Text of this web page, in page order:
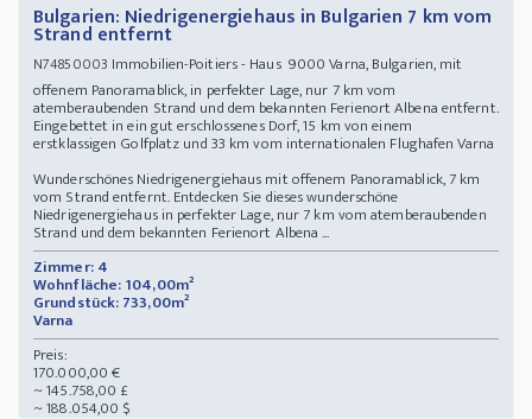
Bulgarien: Niedrigenergiehaus in Bulgarien 7 km vom
Strand entfernt
N74850003 Immobilien-Poitiers - Haus 9000 Varna, Bulgarien, mit
offenem Panoramablick, in perfekter Lage, nur 7 km vom
atemberaubenden Strand und dem bekannten Ferienort Albena entfernt.
Eingebettet in ein gut erschlossenes Dorf, 15 km von einem
erstklassigen Golfplatz und 33 km vom internationalen Flughafen Varna
Wunderschönes Niedrigenergiehaus mit offenem Panoramablick, 7 km
vom Strand entfernt. Entdecken Sie dieses wunderschöne
Niedrigenergiehaus in perfekter Lage, nur 7 km vom atemberaubenden
Strand und dem bekannten Ferienort Albena ...
Zimmer: 4
Wohnfläche: 104,00m²
Grundstück: 733,00m²
Varna
Preis:
170.000,00 €
~ 145.758,00 £
~ 188.054,00 $